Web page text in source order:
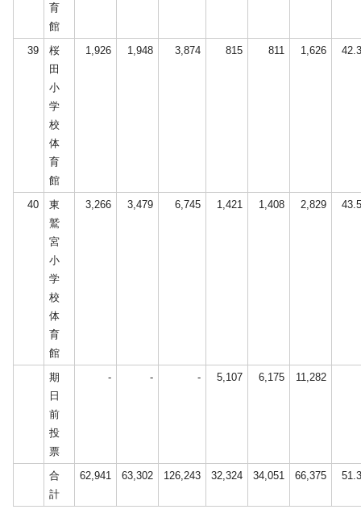
育
館
39
桜
田
小
学
校
体
育
館
1,926 1,948 3,874 815 811 1,626
40
東
鷲
宮
小
学
校
体
育
館
3,266 3,479 6,745 1,421 1,408 2,829
期
日
前
投
票
- - - 5,107 6,175 11,282
合
計
62,941 63,302 126,243 32,324 34,051 66,375